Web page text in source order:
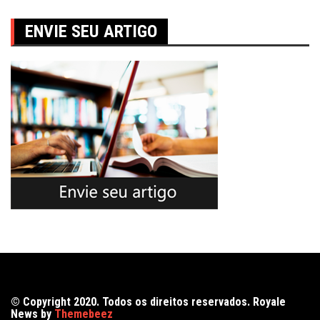
ENVIE SEU ARTIGO
© Copyright 2020. Todos os direitos reservados. Royale
News by Themebeez